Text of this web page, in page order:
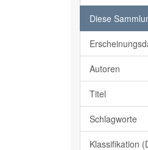
Diese
Autoren
Titel
Schlagworte
Klassifikation